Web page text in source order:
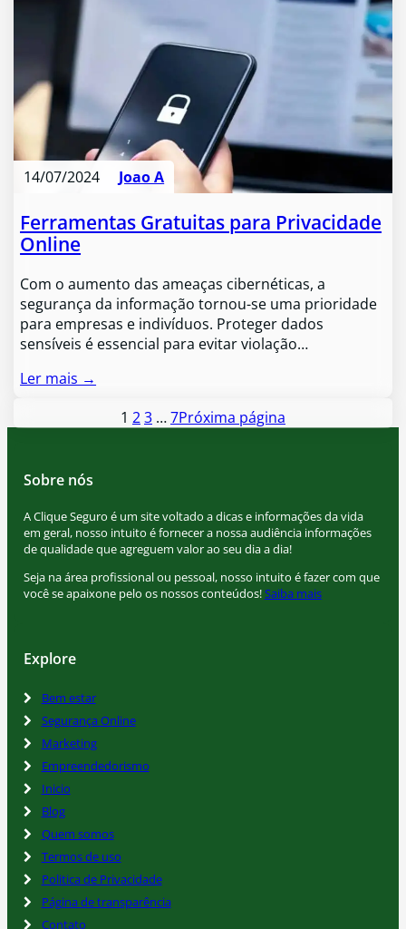
14/07/2024 Joao A
Ferramentas Gratuitas para Privacidade
Online
Com o aumento das ameaças cibernéticas, a
segurança da informação tornou-se uma prioridade
para empresas e indivíduos. Proteger dados
sensíveis é essencial para evitar violação…
Ler mais →
1 23 …7Próxima página
Sobre nós
A Clique Seguro é um site voltado a dicas e informações da vida
em geral, nosso intuito é fornecer a nossa audiência informações
de qualidade que agreguem valor ao seu dia a dia!
Seja na área profissional ou pessoal, nosso intuito é fazer com que
você se apaixone pelo os nossos conteúdos!Saiba mais
Explore
Bem estar
Segurança Online
Marketing
Empreendedorismo
Inicio
Blog
Quem somos
Termos de uso
Politica de Privacidade
Página de transparência
Contato